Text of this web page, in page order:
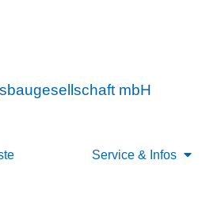
mbH
Service & Infos